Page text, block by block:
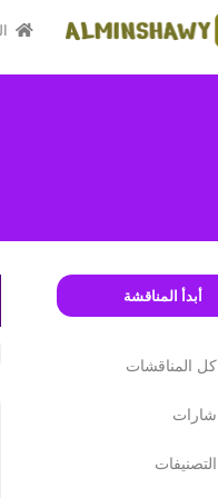
أبدأ المناقشة
كل المناقشات
شارات
التصنيفات